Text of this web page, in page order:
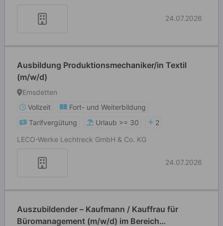
24.07.2026
Ausbildung Produktionsmechaniker/in Textil
(m/w/d)
Emsdetten
Vollzeit
Fort- und Weiterbildung
Tarifvergütung
Urlaub >= 30
2
LECO-Werke Lechtreck GmbH & Co. KG
24.07.2026
Auszubildender – Kaufmann / Kauffrau für
Büromanagement (m/w/d) im Bereich